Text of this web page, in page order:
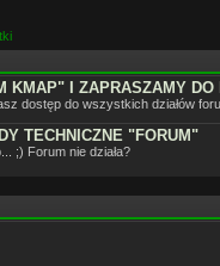
KMAP" I ZAPRASZAMY DO
dostęp do wszystkich działów
TECHNICZNE "FORUM"
;) Forum nie działa?